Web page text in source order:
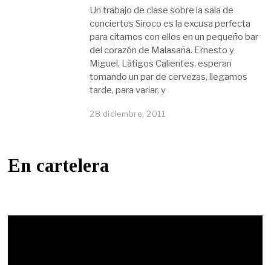
Un trabajo de clase sobre la sala de
conciertos Siroco es la excusa perfecta
para citarnos con ellos en un pequeño bar
del corazón de Malasaña. Ernesto y
Miguel, Látigos Calientes, esperan
tomando un par de cervezas, llegamos
tarde, para variar, y
28 diciembre, 2011
En cartelera